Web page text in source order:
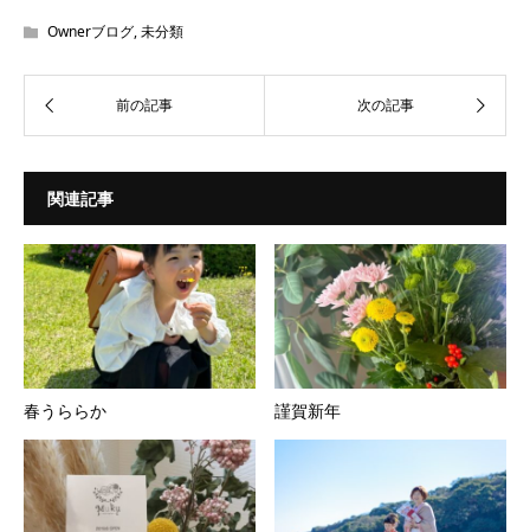
Ownerブログ,未分類
関連記事
春うららか 謹賀新年